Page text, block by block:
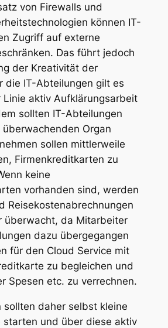
von Firewalls und
können IT-
Zugriff auf externe
Das führt jedoch
der Kreativität der
die IT-Abteilungen gilt es
aktiv Aufklärungsarbeit
sollten IT-Abteilungen
Organ
sollen mittlerweile
Firmenkreditkarten zu
keine
vorhanden sind, werden
Reisekostenabrechnungen
überwacht, da Mitarbeiter
dazu übergegangen
für den Cloud Service mit
zu begleichen und
Spesen etc. zu verrechnen.
sollten daher selbst kleine
starten und über diese aktiv